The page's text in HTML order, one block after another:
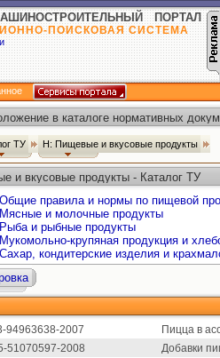
ПОРТАЛ
ПОИСКОВАЯ СИСТЕМА
в каталоге нормативных
ТУ Н: Пищевые и вкусовые продукты
и вкусовые продукты - Каталог ТУ
правила и нормы по пищевой
и молочные продукты
и рыбные продукты
крупяная продукция и
кондитерские изделия и
94963638-2007
Пицца в
51070597-2008
Добавки